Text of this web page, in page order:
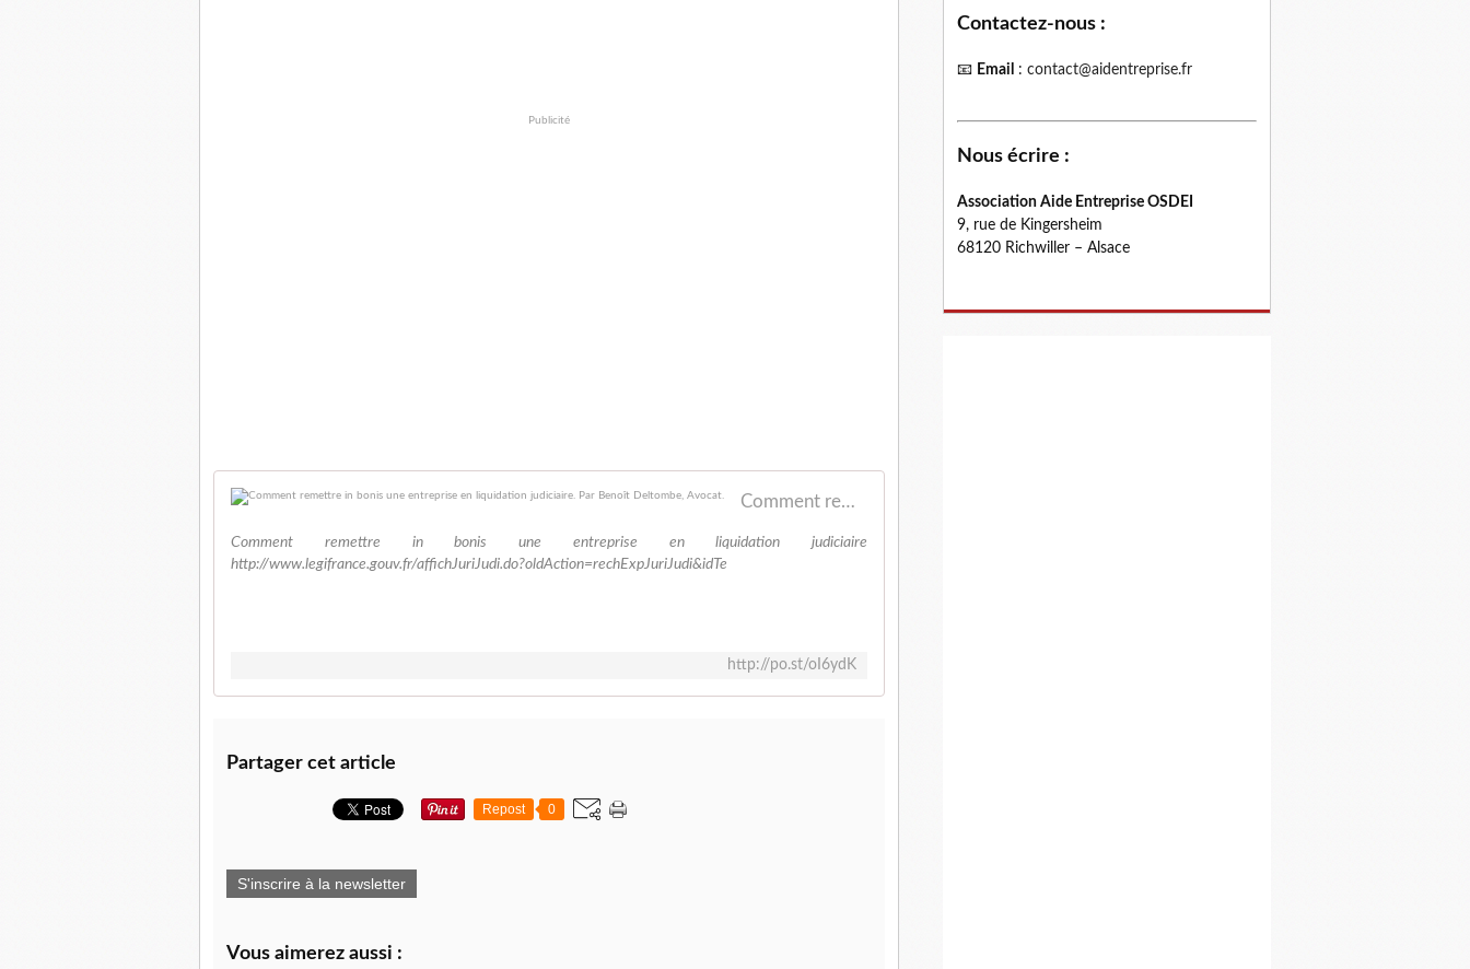
Publicité
Comment remettre in bonis une entreprise en liquidation judiciaire. Par Benoît Deltombe, Avocat.
Comment remettre in bonis une entreprise en liquidation judiciaire
http://www.legifrance.gouv.fr/affichJuriJudi.do?oldAction=rechExpJuriJudi&idTe
http://po.st/oI6ydK
Partager cet article
Repost 0
S'inscrire à la newsletter
Vous aimerez aussi :
Contactez-nous :
📧 Email : contact@aidentreprise.fr
Nous écrire :
Association Aide Entreprise OSDEI
9, rue de Kingersheim
68120 Richwiller – Alsace